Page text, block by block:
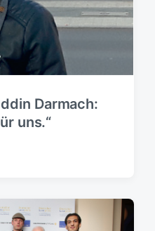
Darmach:
uns.“